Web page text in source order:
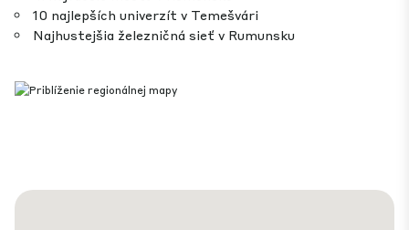
10 najlepších univerzít v Temešvári
Najhustejšia železničná sieť v Rumunsku